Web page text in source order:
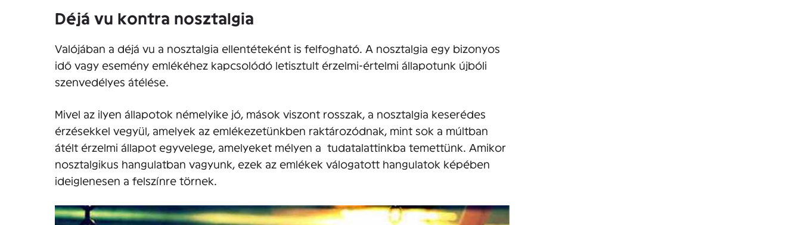
Déjá vu kontra nosztalgia
Valójában a déjá vu a nosztalgia ellentéteként is felfogható. A nosztalgia egy bizonyos
idő vagy esemény emlékéhez kapcsolódó letisztult érzelmi-értelmi állapotunk újbóli
szenvedélyes átélése.
Mivel az ilyen állapotok némelyike jó, mások viszont rosszak, a nosztalgia keserédes
érzésekkel vegyül, amelyek az emlékezetünkben raktározódnak, mint sok a múltban
átélt érzelmi állapot egyvelege, amelyeket mélyen a tudatalattinkba temettünk. Amikor
nosztalgikus hangulatban vagyunk, ezek az emlékek válogatott hangulatok képében
ideiglenesen a felszínre törnek.